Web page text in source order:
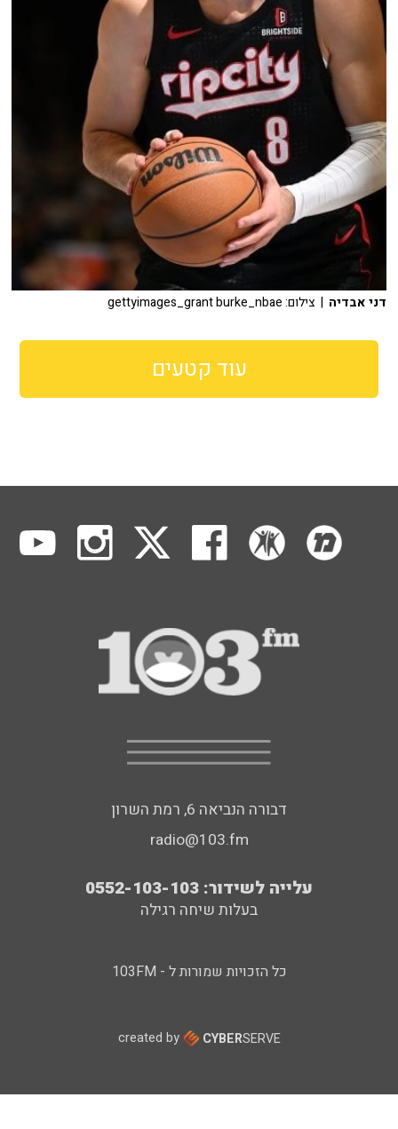
דני אבדיה | צילום: gettyimages_grant burke_nbae
עוד קטעים
דבורה הנביאה 6, רמת השרון
radio@103.fm
עלייה לשידור: 0552-103-103
בעלות שיחה רגילה
כל הזכויות שמורות ל - 103FM
created by CYBERSERVE